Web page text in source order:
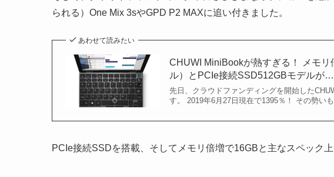
られる）One Mix 3sやGPD P2 MAXに追い付きました。
あわせて読みたい
CHUWI MiniBookが熱すぎる！ メモ
ル）とPCIe接続SSD512GBモデルが…
先日、クラウドファンディングを開始した
す。 2019年6月27日現在で1395％！ その勢い
PCIe接続SSDを搭載、そしてメモリ倍増で16GBと主なスペック上